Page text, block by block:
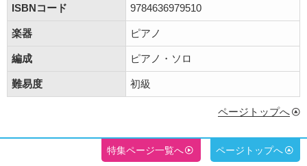
ISBNコード 9784636979510
楽器 ピアノ
編成 ピアノ・ソロ
難易度 初級
ページトップへ
特集ページ一覧へ ページトップへ